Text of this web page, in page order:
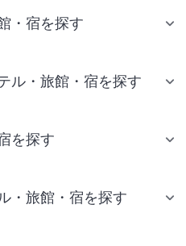
・宿を探す
ル・旅館・宿を探す
を探す
・旅館・宿を探す